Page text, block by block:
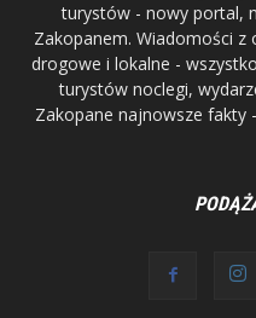
turystów - nowy portal,
Zakopanem. Wiadomości
drogowe i lokalne -
turystów noclegi,
Zakopane najnowsze fakty